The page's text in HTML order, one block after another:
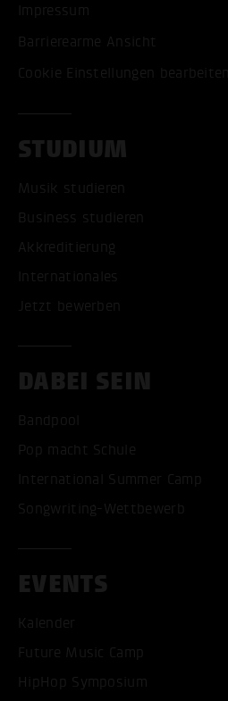
Impressum
Barrierearme Ansicht
Cookie Einstellungen bearbeiten
STUDIUM
Musik studieren
Business studieren
Akkreditierung
Internationales
Jetzt bewerben
DABEI SEIN
Bandpool
Pop macht Schule
International Summer Camp
Songwriting-Wettbewerb
EVENTS
Kalender
Future Music Camp
HipHop Symposium